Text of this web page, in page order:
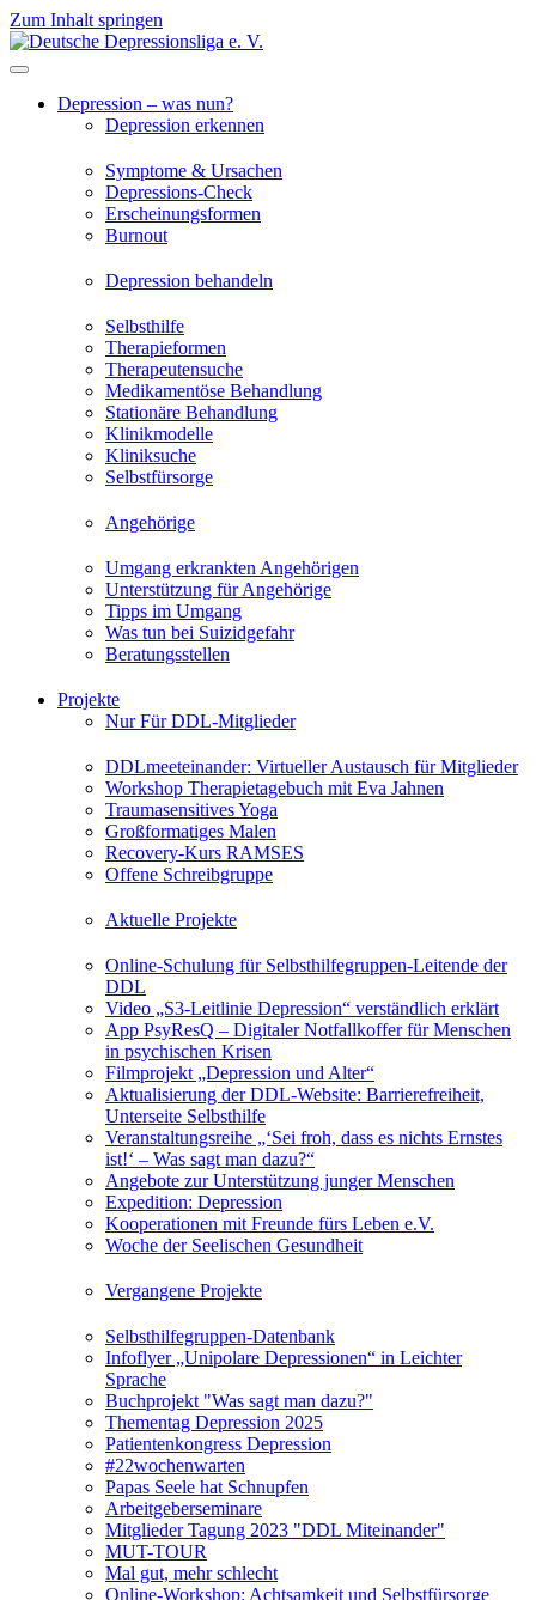
Zum Inhalt springen
Depression – was nun?
Depression erkennen
Symptome & Ursachen
Depressions-Check
Erscheinungsformen
Burnout
Depression behandeln
Selbsthilfe
Therapieformen
Therapeutensuche
Medikamentöse Behandlung
Stationäre Behandlung
Klinikmodelle
Kliniksuche
Selbstfürsorge
Angehörige
Umgang erkrankten Angehörigen
Unterstützung für Angehörige
Tipps im Umgang
Was tun bei Suizidgefahr
Beratungsstellen
Projekte
Nur Für DDL-Mitglieder
DDLmeeteinander: Virtueller Austausch für Mitglieder
Workshop Therapietagebuch mit Eva Jahnen
Traumasensitives Yoga
Großformatiges Malen
Recovery-Kurs RAMSES
Offene Schreibgruppe
Aktuelle Projekte
Online-Schulung für Selbsthilfegruppen-Leitende der
DDL
Video „S3-Leitlinie Depression“ verständlich erklärt
App PsyResQ – Digitaler Notfallkoffer für Menschen
in psychischen Krisen
Filmprojekt „Depression und Alter“
Aktualisierung der DDL-Website: Barrierefreiheit,
Unterseite Selbsthilfe
Veranstaltungsreihe „‘Sei froh, dass es nichts Ernstes
ist!‘ – Was sagt man dazu?“
Angebote zur Unterstützung junger Menschen
Expedition: Depression
Kooperationen mit Freunde fürs Leben e.V.
Woche der Seelischen Gesundheit
Vergangene Projekte
Selbsthilfegruppen-Datenbank
Infoflyer „Unipolare Depressionen“ in Leichter
Sprache
Buchprojekt "Was sagt man dazu?"
Thementag Depression 2025
Patientenkongress Depression
#22wochenwarten
Papas Seele hat Schnupfen
Arbeitgeberseminare
Mitglieder Tagung 2023 "DDL Miteinander"
MUT-TOUR
Mal gut, mehr schlecht
Online-Workshop: Achtsamkeit und Selbstfürsorge